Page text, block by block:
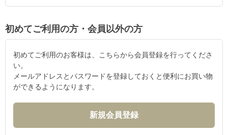
初めてご利用の方・会員以外の方
初めてご利用のお客様は、こちらから会員登録を行ってくださ
い。
メールアドレスとパスワードを登録しておくと便利にお買い物
ができるようになります。